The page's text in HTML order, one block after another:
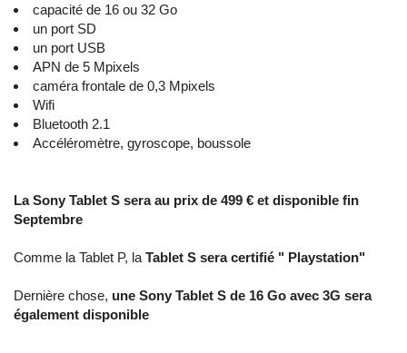
capacité de 16 ou 32 Go
un port SD
un port USB
APN de 5 Mpixels
caméra frontale de 0,3 Mpixels
Wifi
Bluetooth 2.1
Accéléromètre, gyroscope, boussole
La Sony Tablet S sera au prix de 499 € et disponible fin
Septembre
Comme la Tablet P, la Tablet S sera certifié " Playstation"
Dernière chose, une Sony Tablet S de 16 Go avec 3G sera
également disponible